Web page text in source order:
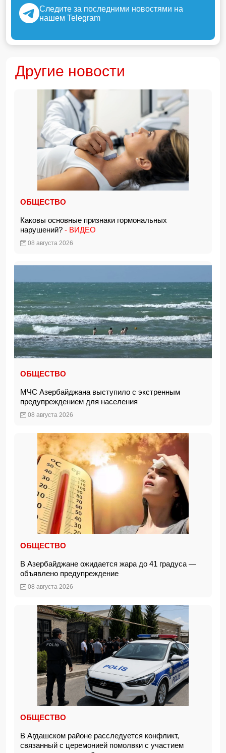
Следите за последними новостями на
нашем Telegram
Другие новости
ОБЩЕСТВО
Каковы основные признаки гормональных
нарушений? - ВИДЕО
08 августа 2026
ОБЩЕСТВО
МЧС Азербайджана выступило с экстренным
предупреждением для населения
08 августа 2026
ОБЩЕСТВО
В Азербайджане ожидается жара до 41 градуса —
объявлено предупреждение
08 августа 2026
ОБЩЕСТВО
В Агдашском районе расследуется конфликт,
связанный с церемонией помолвки с участием